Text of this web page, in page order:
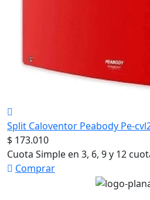
Split Caloventor Peabody Pe-
$ 173.010
Cuota Simple en 3, 6, 9 y 12
Comprar